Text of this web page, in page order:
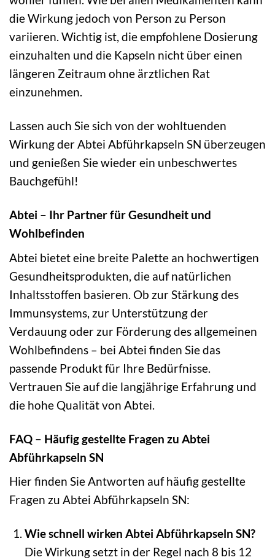
die Wirkung jedoch von Person zu Person
variieren. Wichtig ist, die empfohlene Dosierung
einzuhalten und die Kapseln nicht über einen
längeren Zeitraum ohne ärztlichen Rat
einzunehmen.
Lassen auch Sie sich von der wohltuenden
Wirkung der Abtei Abführkapseln SN überzeugen
und genießen Sie wieder ein unbeschwertes
Bauchgefühl!
Abtei – Ihr Partner für Gesundheit und
Wohlbefinden
Abtei bietet eine breite Palette an hochwertigen
Gesundheitsprodukten, die auf natürlichen
Inhaltsstoffen basieren. Ob zur Stärkung des
Immunsystems, zur Unterstützung der
Verdauung oder zur Förderung des allgemeinen
Wohlbefindens – bei Abtei finden Sie das
passende Produkt für Ihre Bedürfnisse.
Vertrauen Sie auf die langjährige Erfahrung und
die hohe Qualität von Abtei.
FAQ – Häufig gestellte Fragen zu Abtei
Abführkapseln SN
Hier finden Sie Antworten auf häufig gestellte
Fragen zu Abtei Abführkapseln SN:
Wie schnell wirken Abtei Abführkapseln SN?
Die Wirkung setzt in der Regel nach 8 bis 12